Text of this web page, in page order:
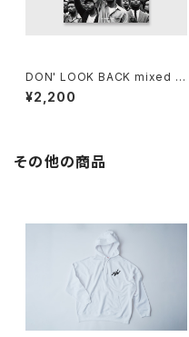
DON' LOOK BACK mixed b
y 刃頭
¥2,200
その他の商品